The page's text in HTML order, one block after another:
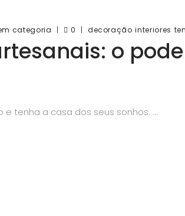
categoria 0 decoração interiores
o
e tenha a casa dos seus sonhos.